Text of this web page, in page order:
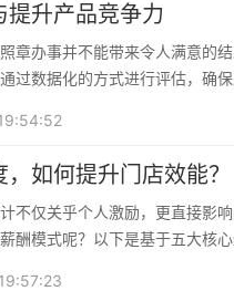
升产品竞争力
章办事并不能带来令人满意的
过数据化的方式进行评估，确
如何提升门店效能？
不仅关乎个人激励，更直接影
酬模式呢？以下是基于五大核